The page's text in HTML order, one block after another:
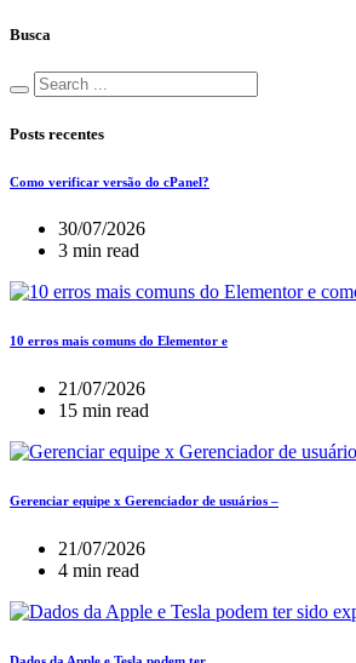
Busca
Posts recentes
Como verificar versão do cPanel?
30/07/2026
3 min read
10 erros mais comuns do Elementor e
21/07/2026
15 min read
Gerenciar equipe x Gerenciador de usuários –
21/07/2026
4 min read